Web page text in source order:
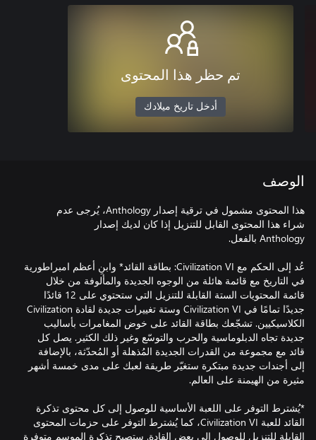
تم حظر هذا المحتوى
أدخل تاريخ ميلادك
الوصف
عُد إلى الحكم مع Civilization VI: بطاقة القائد* وابنِ أعظم امبراطورية
في التاريخ مع قائمة هائلة من الوجوه الجديدة والمألوفة من خلال
قائمة المحتويات الستة القابلة للتنزيل التي ستحتوي على 12 قائدًا
جديدًا تمامًا في Civilization VI وستة تغييرات جديدة لقادة Civilization
الكلاسيكيين. تشجّعك بطاقة القائد على خوض المغامرات بأساليب
جديدة تجاه الدبلوماسية والحرب والتوسّع وغير ذلك الكثير. يصل كل
قائد مع مجموعة من القدرات الجديدة المُذهلة أو المُحدّثة، بالإضافة
إلى أجندات جديدة مبتكرة ستغيّر طريقة لعبك على مدى خمسة أشهر
*يُشترط التوفر على اللعبة الأساسية للوصول إلى كل محتوى تذكرة
القائد للعبة Civilization VI، كما يُشترط التوفر على حزمات المحتوى
القابلة للتنزيل للوصول إلى بعض القادة. ستصبح تذكرة الموسم متوفرة